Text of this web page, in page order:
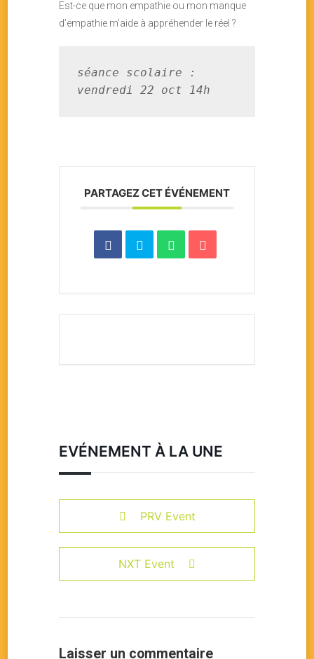
Est-ce que mon empathie ou mon manque
d’empathie m’aide à appréhender le réel ?
séance scolaire :
vendredi 22 oct 14h
PARTAGEZ CET ÉVÉNEMENT
EVÉNEMENT À LA UNE
PRV Event
NXT Event
Laisser un commentaire